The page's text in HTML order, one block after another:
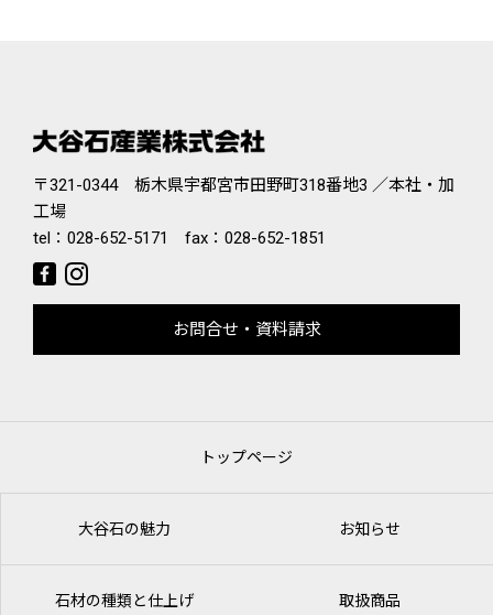
〒321-0344 栃木県宇都宮市田野町318番地3 ／本社・加
工場
tel： 028-652-5171 fax：028-652-1851
お問合せ・資料請求
トップページ
大谷石の魅力 お知らせ
石材の種類と仕上げ 取扱商品